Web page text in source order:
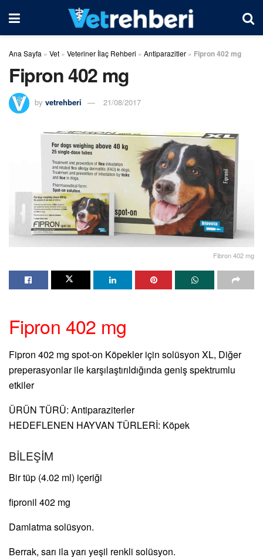
Ana Sayfa » Vet » Veteriner İlaç Rehberi » Antiparazitler » Fipron 402 mg
Fipron 402 mg
by vetrehberi 21/08/2017
Fibron 402 mg
Fipron 402 mg
Fipron 402 mg spot-on Köpekler için solüsyon XL, Diğer
preperasyonlar ile karşılaştırıldığında geniş spektrumlu
etkiler
ÜRÜN TÜRÜ: Antiparaziterler
HEDEFLENEN HAYVAN TÜRLERİ: Köpek
BİLEŞİM
Bir tüp (4.02 ml) içeriği
ﬁpronil 402 mg
Damlatma solüsyon.
Berrak, sarı ila yarı yeşil renkli solüsyon.